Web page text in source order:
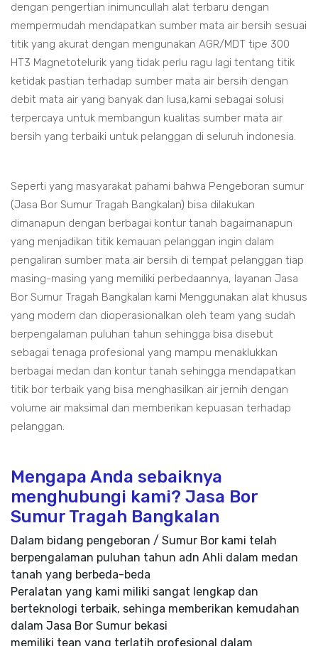
dengan pengertian inimuncullah alat terbaru dengan
mempermudah mendapatkan sumber mata air bersih sesuai
titik yang akurat dengan mengunakan AGR/MDT tipe 300
HT3 Magnetotelurik yang tidak perlu ragu lagi tentang titik
ketidak pastian terhadap sumber mata air bersih dengan
debit mata air yang banyak dan lusa,kami sebagai solusi
terpercaya untuk membangun kualitas sumber mata air
bersih yang terbaiki untuk pelanggan di seluruh indonesia.
Seperti yang masyarakat pahami bahwa Pengeboran sumur
(Jasa Bor Sumur Tragah Bangkalan) bisa dilakukan
dimanapun dengan berbagai kontur tanah bagaimanapun
yang menjadikan titik kemauan pelanggan ingin dalam
pengaliran sumber mata air bersih di tempat pelanggan tiap
masing-masing yang memiliki perbedaannya, layanan Jasa
Bor Sumur Tragah Bangkalan kami Menggunakan alat khusus
yang modern dan dioperasionalkan oleh team yang sudah
berpengalaman puluhan tahun sehingga bisa disebut
sebagai tenaga profesional yang mampu menaklukkan
berbagai medan dan kontur tanah sehingga mendapatkan
titik bor terbaik yang bisa menghasilkan air jernih dengan
volume air maksimal dan memberikan kepuasan terhadap
pelanggan.
Mengapa Anda sebaiknya
menghubungi kami? Jasa Bor
Sumur Tragah Bangkalan
Dalam bidang pengeboran / Sumur Bor kami telah
berpengalaman puluhan tahun adn Ahli dalam medan
tanah yang berbeda-beda
Peralatan yang kami miliki sangat lengkap dan
berteknologi terbaik, sehinga memberikan kemudahan
dalam Jasa Bor Sumur bekasi
memiliki tean yang terlatih profesional dalam